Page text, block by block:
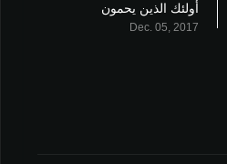
أولئك الذين يحمون
Dec. 05, 2017